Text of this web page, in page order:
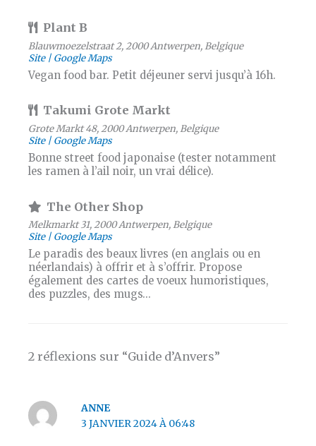
Plant B
Blauwmoezelstraat 2, 2000 Antwerpen, Belgique
Site
Google Maps
Vegan food bar. Petit déjeuner servi jusqu’à 16h.
Takumi Grote Markt
Grote Markt 48, 2000 Antwerpen, Belgique
Site
Google Maps
Bonne street food japonaise (tester notamment
les ramen à l’ail noir, un vrai délice).
The Other Shop
Melkmarkt 31, 2000 Antwerpen, Belgique
Site
Google Maps
Le paradis des beaux livres (en anglais ou en
néerlandais) à offrir et à s’offrir. Propose
également des cartes de voeux humoristiques,
des puzzles, des mugs…
2 réflexions sur “Guide d’Anvers”
ANNE
3 JANVIER 2024 À 06:48